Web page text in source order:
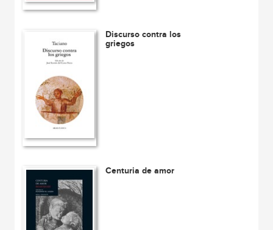
Discurso contra los
griegos
Centuria de amor